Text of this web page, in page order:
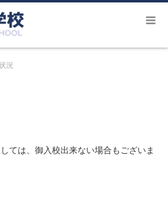
況
ては、御入校出来ない場合もございま